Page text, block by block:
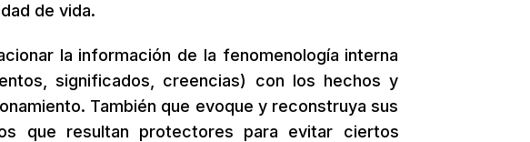
de vida.
la información de la fenomenología interna
significados, creencias) con los hechos y
También que evoque y reconstruya sus
que resultan protectores para evitar ciertos